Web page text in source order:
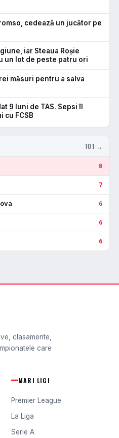
cedează un jucător pe
iar Steaua Roșie
un lot de peste patru ori
măsuri pentru a salva
9 luni de TAS. Sepsi îl
cu FCSB
TOT →
8
7
6
6
6
clasamente,
care
MARI LIGI
Premier League
La Liga
Serie A